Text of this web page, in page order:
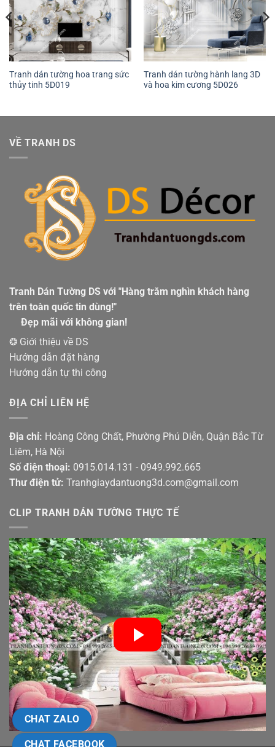
Tranh dán tường hoa trang sức
thủy tinh 5D019
Tranh dán tường hành lang 3D
và hoa kim cương 5D026
VỀ TRANH DS
Tranh Dán Tường DS với "Hàng trăm nghìn khách hàng
trên toàn quốc tin dùng!"
Đẹp mãi với không gian!
❂ Giới thiệu về DS
Hướng dẫn đặt hàng
Hướng dẫn tự thi công
ĐỊA CHỈ LIÊN HỆ
Địa chỉ: Hoàng Công Chất, Phường Phú Diễn, Quận Bắc Từ
Liêm, Hà Nội
Số điện thoại: 0915.014.131 - 0949.992.665
Thư điện tử: Tranhgiaydantuong3d.com@gmail.com
CLIP TRANH DÁN TƯỜNG THỰC TẾ
CHAT ZALO
CHAT FACEBOOK